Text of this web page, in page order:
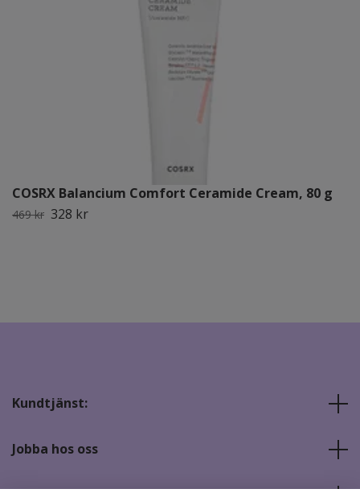
COSRX Balancium Comfort Ceramide Cream, 80 g
469 kr 328 kr
Kundtjänst:
Jobba hos oss